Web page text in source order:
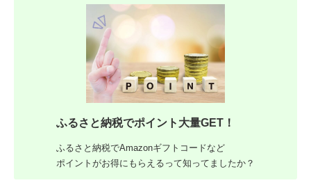
ふるさと納税でポイント大量GET！
ふるさと納税でAmazonギフトコードなど
ポイントがお得にもらえるって知ってましたか？